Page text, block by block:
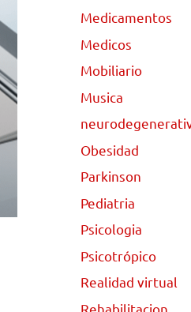
Medicamentos
Medicos
Mobiliario
Musica
Obesidad
Parkinson
Pediatria
Psicologia
Psicotrópico
Realidad virtual
Rehabilitacion